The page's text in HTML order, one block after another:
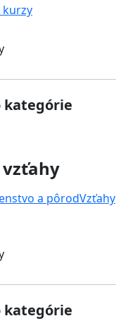
kurzy
kategórie
vzťahy
a pôrodVzťahy
kategórie